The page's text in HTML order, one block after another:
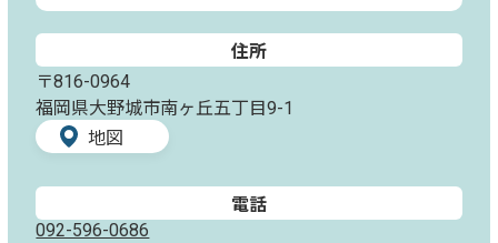
住所
〒816-0964
福岡県大野城市南ヶ丘五丁目9-1
地図
電話
092-596-0686